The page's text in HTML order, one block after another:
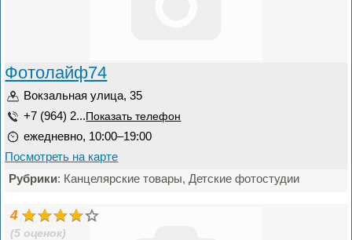
Фотолайф74
Вокзальная улица, 35
+7 (964) 2... Показать телефон
ежедневно, 10:00–19:00
Посмотреть на карте
Рубрики: Канцелярские товары, Детские фотостудии
4
(5 оценок)